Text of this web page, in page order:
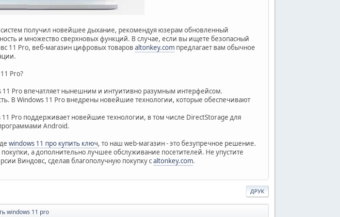
получил новейшее дыхание, рекомендуя юзерам обновленный
и множество сверхновых функций. В случае, если вы ищете безопасный
11 Pro, веб-магазин цифровых товаровaltonkey.com предлагает вам обычное
Pro?
Pro впечатляет нынешним и интуитивно разумным интерфейсом.
В Windows 11 Pro внедрены новейшие технологии, которые обеспечивают
Pro поддерживает новейшие технологии, в том числе DirectStorage для
Android.
windows 11 про купить ключ, то наш web-магазин - это безупречное решение.
а дополнительно лучшее обслуживание посетителей. Не упустите
Виндовс, сделав благополучную покупку сaltonkey.com.
ДРУК
windows 11 pro